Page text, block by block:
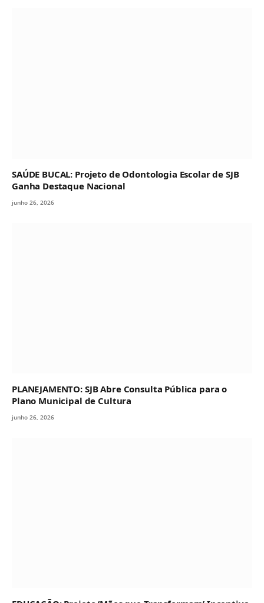
SAÚDE BUCAL: Projeto de Odontologia Escolar de SJB
Ganha Destaque Nacional
junho 26, 2026
PLANEJAMENTO: SJB Abre Consulta Pública para o
Plano Municipal de Cultura
junho 26, 2026